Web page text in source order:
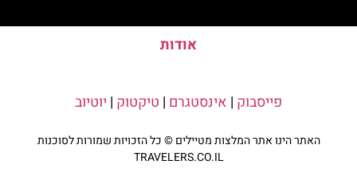
אודות
פייסבוק | אינסטגרם | טיקטוק | יוטיוב
האתר הינו אתר המלצות מטיילים © כל הזכויות שמורות לסוכנות
TRAVELERS.CO.IL